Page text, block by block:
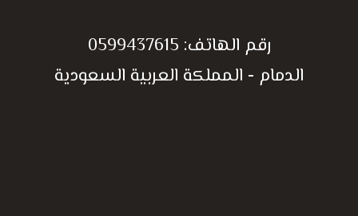
رقم الهاتف: 0599437615
الدمام - المملكة العربية السعودية